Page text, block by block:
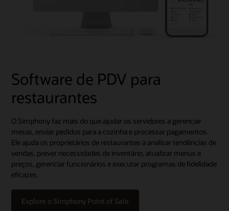
Software de PDV para
restaurantes
O Simphony faz mais do que ajudar os servidores a gerenciar
mesas, enviar pedidos para a cozinha e processar pagamentos.
Ele ajuda os proprietários de restaurantes a analisar tendências de
vendas, prever necessidades de inventário, atualizar menus e
preços, gerenciar funcionários e executar programas de fidelidade
eficazes.
Explore o Simphony Point of Sale